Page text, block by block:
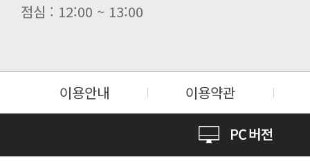
점심 : 12:00 ~ 13:00
이용안내 이용약관